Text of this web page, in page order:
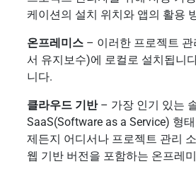
케이션의 설치 위치와 앱의 활용
온프레미스 – 이러한 프로젝트
서 유지보수)에 로컬로 설치됩니
니다.
클라우드 기반– 가장 인기 있는
SaaS(Software as a Service) 형
제든지 어디서나 프로젝트 관리
웹 기반 버전을 포함하는 온프레